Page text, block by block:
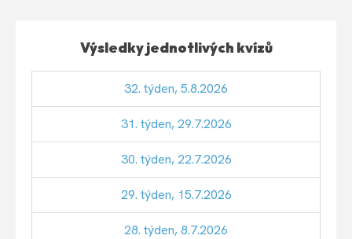
Výsledky jednotlivých kvízů
32. týden, 5.8.2026
31. týden, 29.7.2026
30. týden, 22.7.2026
29. týden, 15.7.2026
28. týden, 8.7.2026